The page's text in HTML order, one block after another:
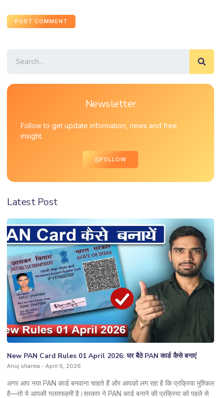
Newsletter
Follow to get update information, news and free
insight.
FOLLOW
Latest Post
New PAN Card Rules 01 April 2026: घर बैठे PAN कार्ड कैसे बनाएं
Anuj sharma April 6, 2026
अगर आप नया PAN कार्ड बनवाना चाहते हैं और आपको लग रहा है कि प्रक्रिया मुश्किल
है—तो ये आपकी गलतफहमी है।सरकार ने PAN कार्ड बनाने की प्रक्रिया को पहले से